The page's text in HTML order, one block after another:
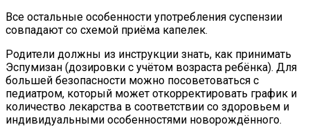
Все остальные особенности употребления суспензии
совпадают со схемой приёма капелек.
Родители должны из инструкции знать, как принимать
Эспумизан (дозировки с учётом возраста ребёнка). Для
большей безопасности можно посоветоваться с
педиатром, который может откорректировать график и
количество лекарства в соответствии со здоровьем и
индивидуальными особенностями новорождённого.